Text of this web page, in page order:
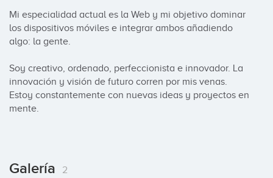
Mi especialidad actual es la Web y mi objetivo dominar
los dispositivos móviles e integrar ambos añadiendo
algo: la gente.
Soy creativo, ordenado, perfeccionista e innovador. La
innovación y visión de futuro corren por mis venas.
Estoy constantemente con nuevas ideas y proyectos en
mente.
Galería 2